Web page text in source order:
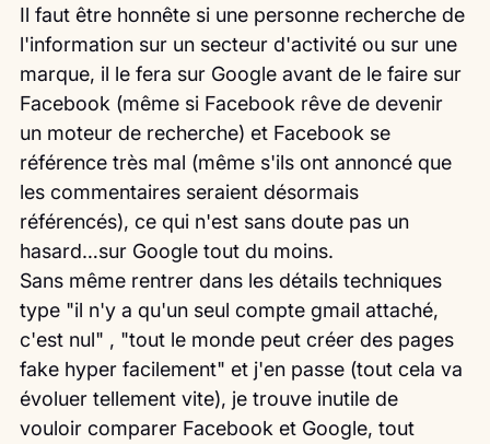
Il faut être honnête si une personne recherche de
l'information sur un secteur d'activité ou sur une
marque, il le fera sur Google avant de le faire sur
Facebook (même si Facebook rêve de devenir
un moteur de recherche) et Facebook se
référence très mal (même s'ils ont annoncé que
les commentaires seraient désormais
référencés), ce qui n'est sans doute pas un
hasard…sur Google tout du moins.
Sans même rentrer dans les détails techniques
type "il n'y a qu'un seul compte gmail attaché,
c'est nul" , "tout le monde peut créer des pages
fake hyper facilement" et j'en passe (tout cela va
évoluer tellement vite), je trouve inutile de
vouloir comparer Facebook et Google, tout